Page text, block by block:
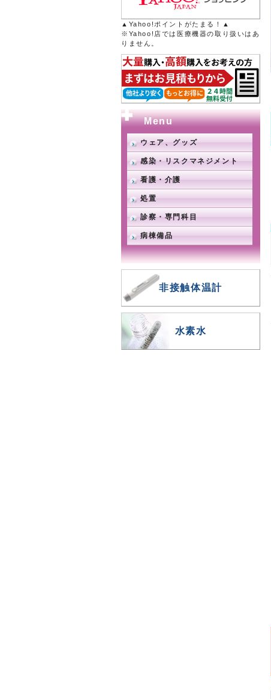
▲Yahoo!ポイントがたまる！▲
※Yahoo!店では医療機器の取り扱いはあ
りません。
Menu
ウェア、グッズ
感染・リスクマネジメント
看護・介護
処置
診察・専門科目
病棟備品
非接触体温計
水素水